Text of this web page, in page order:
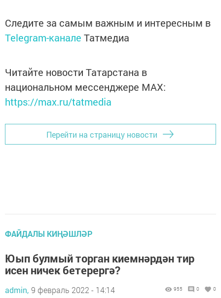
Следите за самым важным и интересным в
Telegram-канале Татмедиа
Читайте новости Татарстана в
национальном мессенджере MАХ:
https://max.ru/tatmedia
Перейти на страницу новости
ФАЙДАЛЫ КИҢӘШЛӘР
Юып булмый торган киемнәрдән тир
исен ничек бетерергә?
admin, 9 февраль 2022 - 14:14 955 0 0